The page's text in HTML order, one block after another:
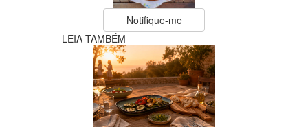
Notifique-me
LEIA TAMBÉM